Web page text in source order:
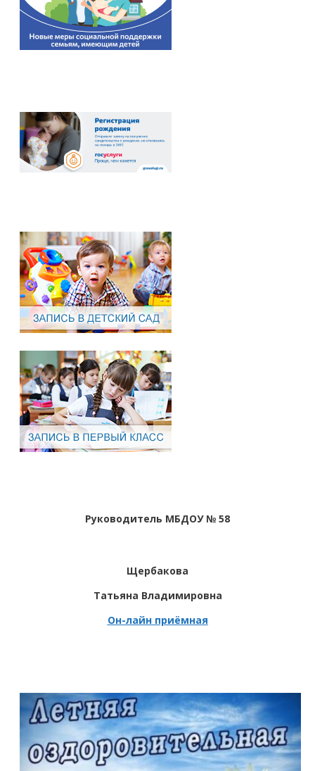
Руководитель МБДОУ № 58
Щербакова
Татьяна Владимировна
Он-лайн приёмная